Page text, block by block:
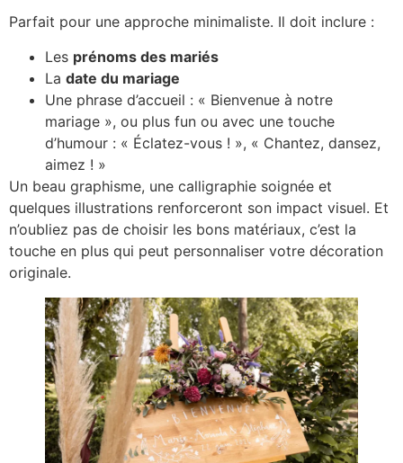
Parfait pour une approche minimaliste. Il doit inclure :
Les prénoms des mariés
La date du mariage
Une phrase d’accueil : « Bienvenue à notre
mariage », ou plus fun ou avec une touche
d’humour : « Éclatez-vous ! », « Chantez, dansez,
aimez ! »
Un beau graphisme, une calligraphie soignée et
quelques illustrations renforceront son impact visuel. Et
n’oubliez pas de choisir les bons matériaux, c’est la
touche en plus qui peut personnaliser votre décoration
originale.